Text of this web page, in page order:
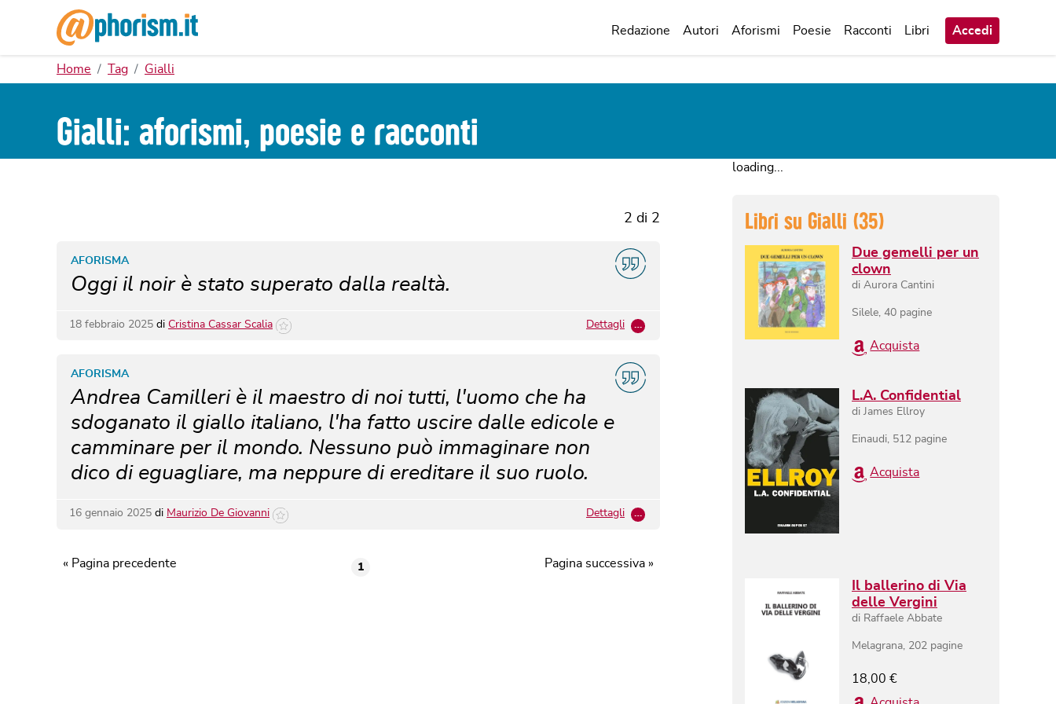
Redazione Autori Aforismi Poesie Racconti Libri Accedi
Home Tag Gialli
Gialli: aforismi, poesie e racconti
2 di 2
Oggi il noir è stato superato dalla realtà.
AFORISMA
18 febbraio 2025 di Cristina Cassar Scalia Dettagli …
Andrea Camilleri è il maestro di noi tutti, l'uomo che ha
sdoganato il giallo italiano, l'ha fatto uscire dalle edicole e
camminare per il mondo. Nessuno può immaginare non
dico di eguagliare, ma neppure di ereditare il suo ruolo.
AFORISMA
16 gennaio 2025 di Maurizio De Giovanni Dettagli …
1
« Pagina precedente Pagina successiva »
loading...
Libri su Gialli (35)
Due gemelli per un
clown
di Aurora Cantini
Silele, 40 pagine
Acquista
L.A. Confidential
di James Ellroy
Einaudi, 512 pagine
Acquista
Il ballerino di Via
delle Vergini
di Raffaele Abbate
Melagrana, 202 pagine
18,00 €